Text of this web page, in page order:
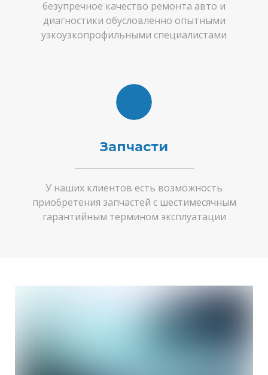
безупречное качество ремонта авто и
диагностики обусловленно опытными
узкоузкопрофильными специалистами
Запчасти
У наших клиентов есть возможность
приобретения запчастей с шестимесячным
гарантийным термином эксплуатации